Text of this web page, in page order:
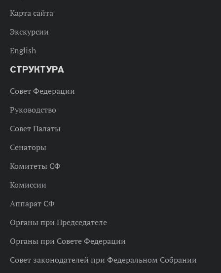
Карта сайта
Экскурсии
English
СТРУКТУРА
Совет Федерации
Руководство
Совет Палаты
Сенаторы
Комитеты СФ
Комиссии
Аппарат СФ
Органы при Председателе
Органы при Совете Федерации
Совет законодателей при Федеральном Собрании